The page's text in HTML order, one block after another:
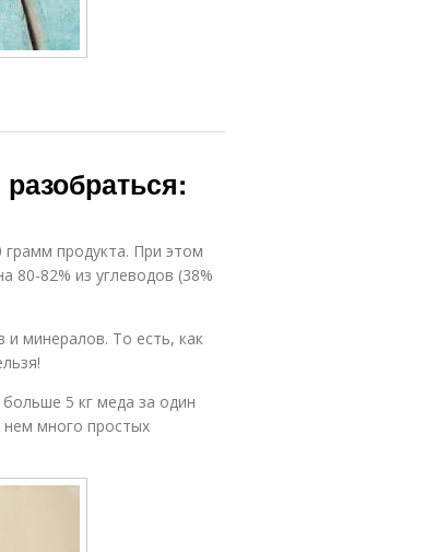
продукта. При этом
80-82% из углеводов (38%
и минералов. То есть, как
5 кг меда за один
нем много простых